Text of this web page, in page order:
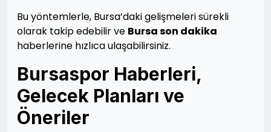
Bu yöntemlerle, Bursa’daki gelişmeleri sürekli
olarak takip edebilir ve Bursa son dakika
haberlerine hızlıca ulaşabilirsiniz.
Bursaspor Haberleri,
Gelecek Planları ve
Öneriler